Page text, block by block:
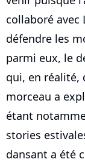
collaboré
défendre les
parmi eux, le
qui, en réalité,
morceau a
étant
stories
dansant a été